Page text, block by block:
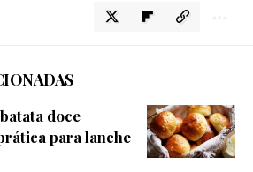
doce
para lanche